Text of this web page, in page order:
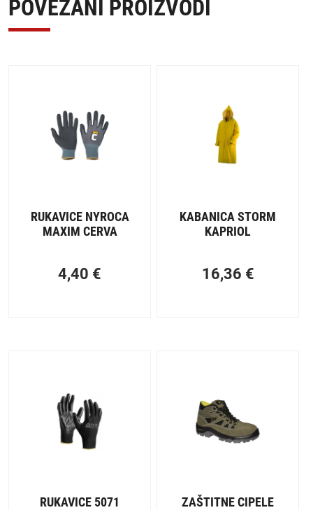
POVEZANI PROIZVODI
RUKAVICE NYROCA
MAXIM CERVA
4,40 €
KABANICA STORM
KAPRIOL
16,36 €
RUKAVICE 5071
ZAŠTITNE CIPELE